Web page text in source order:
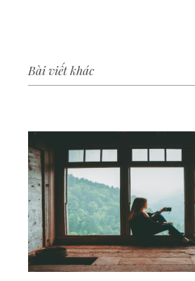
Bài viết khác